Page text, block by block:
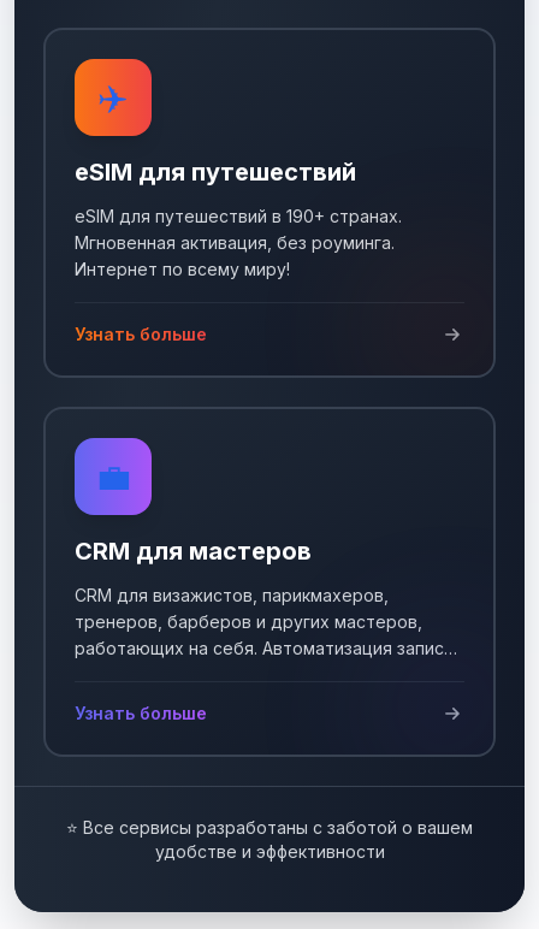
✈️
eSIM для путешествий
eSIM для путешествий в 190+ странах.
Мгновенная активация, без роуминга.
Интернет по всему миру!
Узнать больше
💼
CRM для мастеров
CRM для визажистов, парикмахеров,
тренеров, барберов и других мастеров,
работающих на себя. Автоматизация записи
Узнать больше
⭐ Все сервисы разработаны с заботой о вашем
удобстве и эффективности